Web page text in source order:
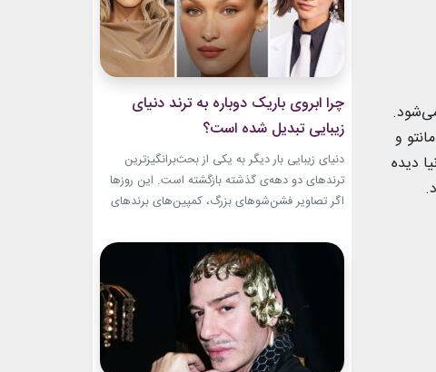
و
سونیا دیده
چرا ابروی باریک دوباره به ترند دنیای
زیبایی تبدیل شده است؟
دنیای زیبایی بار دیگر به یکی از بحث‌برانگیزترین
ترندهای دو دهه‌ی گذشته بازگشته است. این روزها
اگر تصاویر فشن‌شوهای بزرگ، کمپین‌های برندهای
حضور ابروی باریک مدرن را به‌وضوح خواهید دید. با
این حال، این بازگشت شباهت چندانی به ابروهای
بسیار نازک دهه ۱۹۹۰ و اوایل دهه...